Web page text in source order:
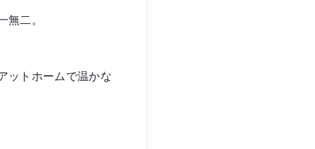
二。
ットホームで温かな